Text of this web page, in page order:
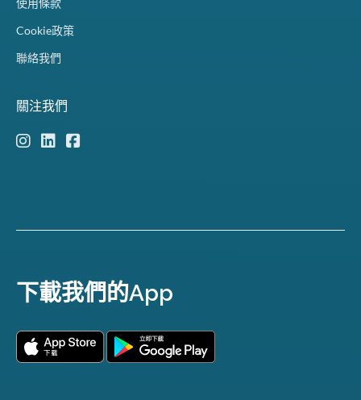
Cookie政策
聯絡我們
關注我們
下載我們的App